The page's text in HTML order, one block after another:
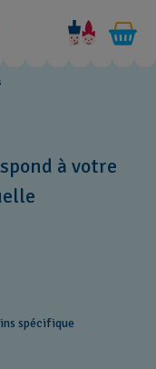
à votre
spécifique